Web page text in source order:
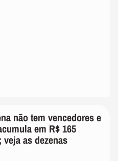
não tem vencedores e
em R$ 165
as dezenas